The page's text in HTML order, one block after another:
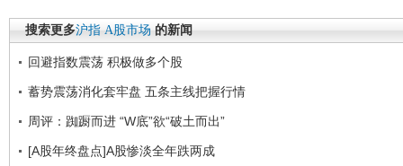
搜索更多沪指 A股市场 的新闻
回避指数震荡 积极做多个股
蓄势震荡消化套牢盘 五条主线把握行情
周评：踟蹰而进 “W底”欲“破土而出”
[A股年终盘点]A股惨淡全年跌两成